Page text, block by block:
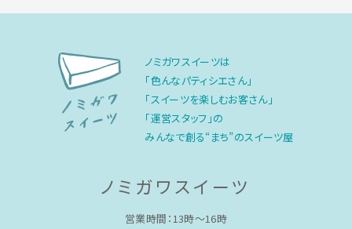
ノミガワスイーツは
「色んなパティシエさん」
「スイーツを楽しむお客さん」
「運営スタッフ」の
みんなで創る“まち”のスイーツ屋
ノミガワスイーツ
営業時間：13時〜16時